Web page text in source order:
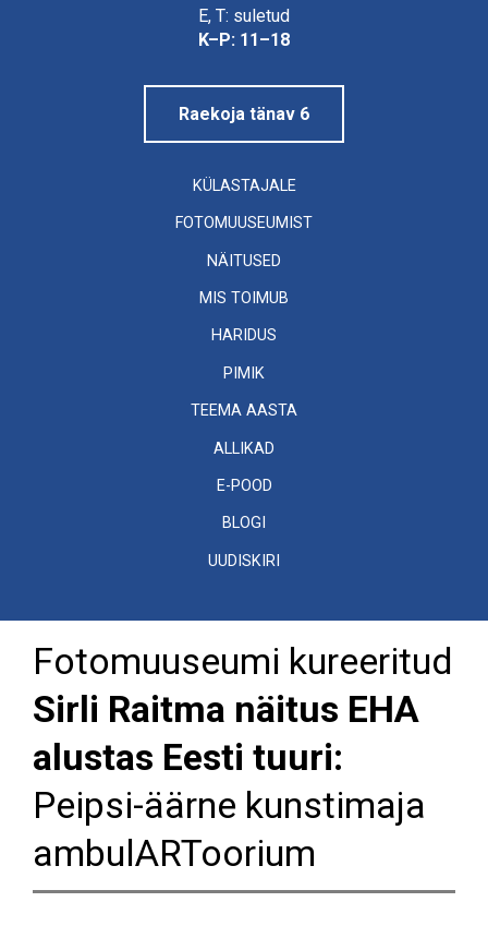
E, T: suletud
K–P: 11–18
Raekoja tänav 6
KÜLASTAJALE
FOTOMUUSEUMIST
NÄITUSED
MIS TOIMUB
HARIDUS
PIMIK
TEEMA AASTA
ALLIKAD
E-POOD
BLOGI
UUDISKIRI
Fotomuuseumi kureeritud
Sirli Raitma näitus EHA
alustas Eesti tuuri:
Peipsi-äärne kunstimaja
ambulARToorium